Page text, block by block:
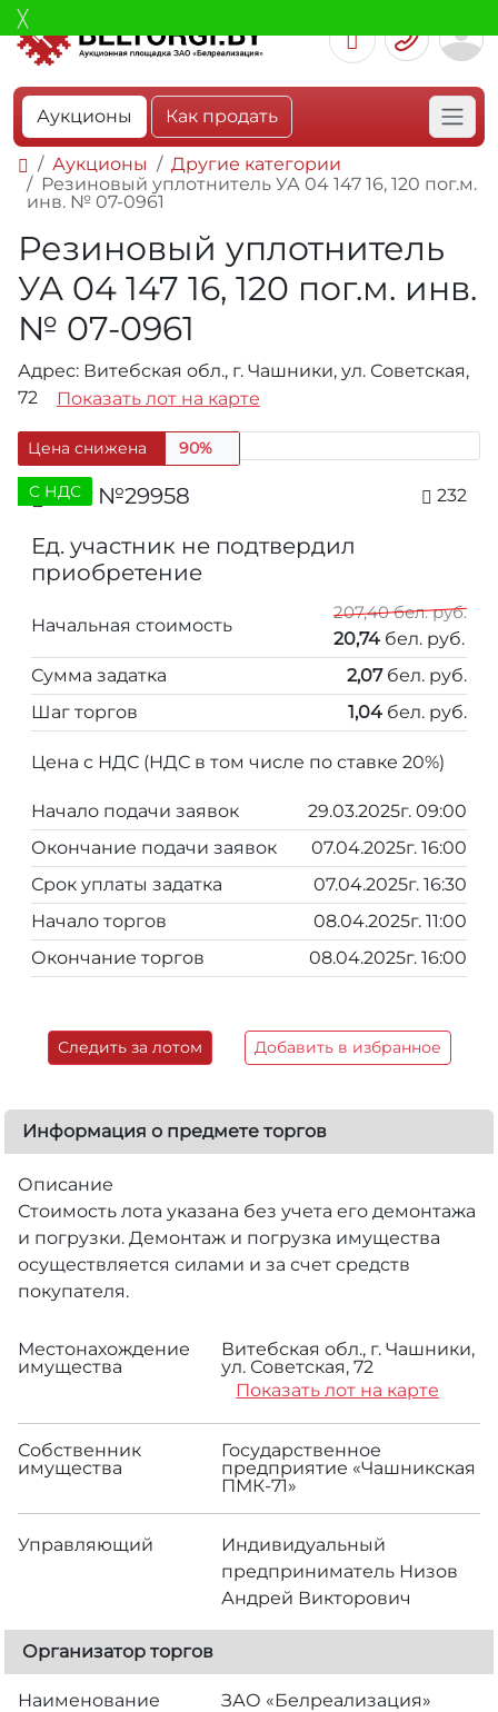
Аукционы Как продать
Аукционы
Другие категории
Резиновый уплотнитель УА 04 147 16, 120 пог.м.
инв. № 07-0961
Резиновый уплотнитель
УА 04 147 16, 120 пог.м. инв.
№ 07-0961
Адрес: Витебская обл., г. Чашники, ул. Советская,
72
Показать лот на карте
Цена снижена 90%
C НДС
Лот №29958 232
Ед. участник не подтвердил
приобретение
Начальная стоимость
207,40 бел. руб.
20,74 бел. руб.
Сумма задатка
2,07бел. руб.
Шаг торгов
1,04 бел. руб.
Цена с НДС (НДС в том числе по ставке 20%)
Начало подачи заявок
29.03.2025г. 09:00
Окончание подачи заявок
07.04.2025г. 16:00
Срок уплаты задатка
07.04.2025г. 16:30
Начало торгов
08.04.2025г. 11:00
Окончание торгов
08.04.2025г. 16:00
Следить за лотом Добавить в избранное
Информация о предмете торгов
Описание
Стоимость лота указана без учета его демонтажа
и погрузки. Демонтаж и погрузка имущества
осуществляется силами и за счет средств
покупателя.
Местонахождение
имущества
Витебская обл., г. Чашники,
ул. Советская, 72
Показать лот на карте
Собственник
имущества
Государственное
предприятие «Чашникская
ПМК-71»
Управляющий
Индивидуальный
предприниматель Низов
Андрей Викторович
Организатор торгов
Наименование ЗАО «Белреализация»